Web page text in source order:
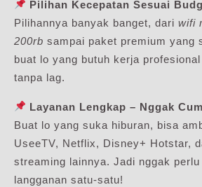
Pilihan Kecepatan Sesuai
Pilihannya banyak banget, dari wifi
200rb sampai paket premium yang
buat lo yang butuh kerja
tanpa lag.
Layanan Lengkap – Nggak
Buat lo yang suka hiburan, bisa
UseeTV, Netflix, Disney+ Hotstar,
streaming lainnya. Jadi nggak
langganan satu-satu!